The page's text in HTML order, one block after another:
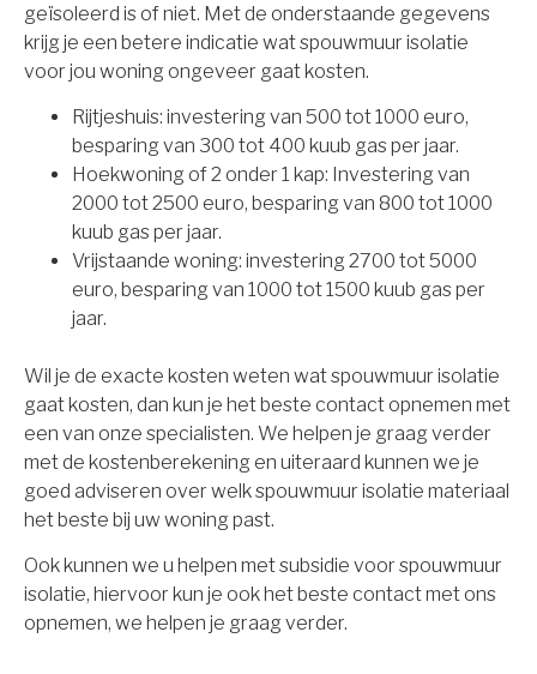
geïsoleerd is of niet. Met de onderstaande gegevens
krijg je een betere indicatie wat spouwmuur isolatie
voor jou woning ongeveer gaat kosten.
Rijtjeshuis: investering van 500 tot 1000 euro,
besparing van 300 tot 400 kuub gas per jaar.
Hoekwoning of 2 onder 1 kap: Investering van
2000 tot 2500 euro, besparing van 800 tot 1000
kuub gas per jaar.
Vrijstaande woning: investering 2700 tot 5000
euro, besparing van 1000 tot 1500 kuub gas per
jaar.
Wil je de exacte kosten weten wat spouwmuur isolatie
gaat kosten, dan kun je het beste contact opnemen met
een van onze specialisten. We helpen je graag verder
met de kostenberekening en uiteraard kunnen we je
goed adviseren over welk spouwmuur isolatie materiaal
het beste bij uw woning past.
Ook kunnen we u helpen met subsidie voor spouwmuur
isolatie, hiervoor kun je ook het beste contact met ons
opnemen, we helpen je graag verder.